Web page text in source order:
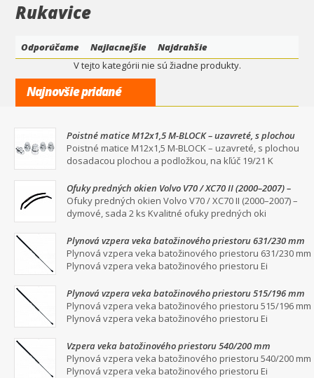
Rukavice
Odporúčame Najlacnejšie
Najdrahšie
V tejto kategórii nie sú žiadne produkty.
Najnovšie pridané
Poistné matice M12x1,5 M-BLOCK – uzavreté, s plochou
dosadacou plochou a podložkou, na kľúč 19/21
Poistné matice M12x1,5 M-BLOCK – uzavreté, s plochou
dosadacou plochou a podložkou, na kľúč 19/21 K
Ofuky predných okien Volvo V70 / XC70 II (2000–2007) –
dymové, sada 2 ks
Ofuky predných okien Volvo V70 / XC70 II (2000–2007) –
dymové, sada 2 ks Kvalitné ofuky predných oki
Plynová vzpera veka batožinového priestoru 631/230 mm
Plynová vzpera veka batožinového priestoru 631/230 mm
Plynová vzpera veka batožinového priestoru Ei
Plynová vzpera veka batožinového priestoru 515/196 mm
Plynová vzpera veka batožinového priestoru 515/196 mm
Plynová vzpera veka batožinového priestoru Ei
Vzpera veka batožinového priestoru 540/200 mm
Plynová vzpera veka batožinového priestoru 540/200 mm
Plynová vzpera veka batožinového priestoru Ei